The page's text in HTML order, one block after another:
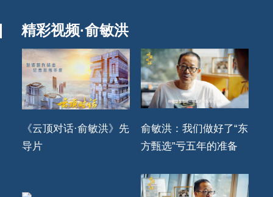
精彩视频·俞敏洪
《云顶对话·俞敏洪》先
导片
俞敏洪：我们做好了“东
方甄选”亏五年的准备